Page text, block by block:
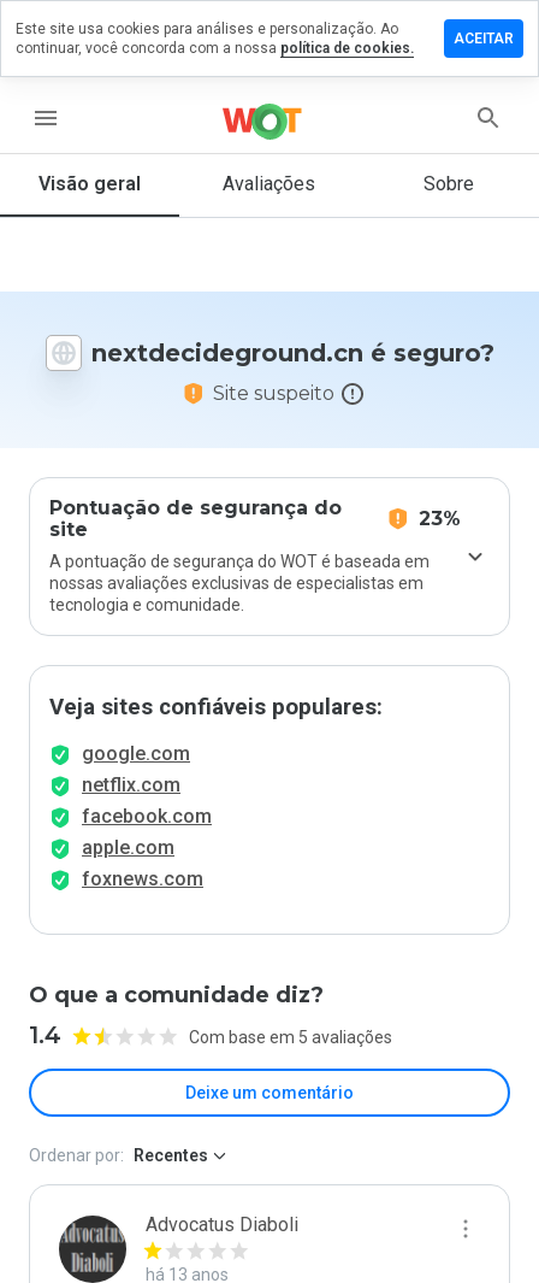
menu
Visão geral Avaliações Sobre
nextdecideground.cn é seguro?
Site suspeito
Pontuação de segurança do
site
23%
A pontuação de segurança do WOT é baseada em
nossas avaliações exclusivas de especialistas em
tecnologia e comunidade.
Veja sites confiáveis populares:
google.com
netflix.com
facebook.com
apple.com
foxnews.com
O que a comunidade diz?
1.4 Com base em 5 avaliações
Deixe um comentário
em
De 1
nota
daria
este
Ordenar por: Recentes
Advocatus Diaboli
há 13 anos
Este site usa cookies para análises e personalização. Ao
continuar, você concorda com a nossa política de cookies.
ACEITAR